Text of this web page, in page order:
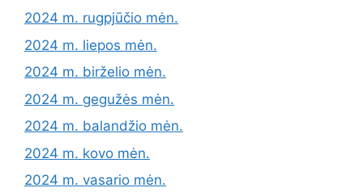
2024 m. rugpjūčio mėn.
2024 m. liepos mėn.
2024 m. birželio mėn.
2024 m. gegužės mėn.
2024 m. balandžio mėn.
2024 m. kovo mėn.
2024 m. vasario mėn.